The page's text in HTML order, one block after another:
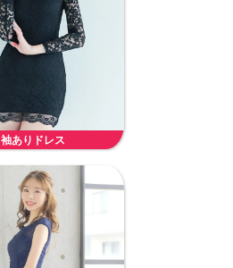
袖ありドレス